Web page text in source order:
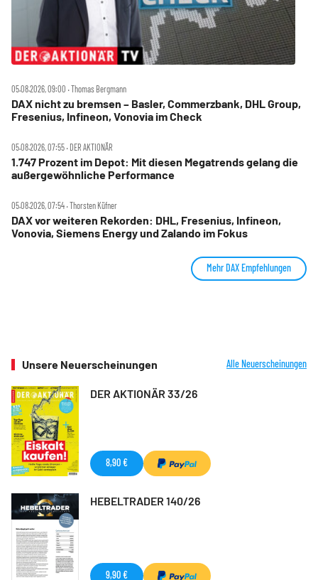
05.08.2026, 09:00 ‧ Thomas Bergmann
DAX nicht zu bremsen – Basler, Commerzbank, DHL Group,
Fresenius, Infineon, Vonovia im Check
05.08.2026, 07:55 ‧ DER AKTIONÄR
1.747 Prozent im Depot: Mit diesen Megatrends gelang die
außergewöhnliche Performance
05.08.2026, 07:54 ‧ Thorsten Küfner
DAX vor weiteren Rekorden: DHL, Fresenius, Infineon,
Vonovia, Siemens Energy und Zalando im Fokus
Mehr DAX Empfehlungen
Unsere Neuerscheinungen Alle Neuerscheinungen
DER AKTIONÄR 33/26
8,90 €
HEBELTRADER 140/26
9,90 €